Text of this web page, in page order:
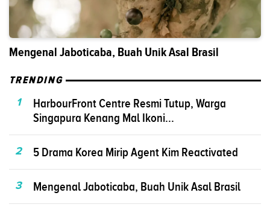
Mengenal Jaboticaba, Buah Unik Asal Brasil
TRENDING
1
HarbourFront Centre Resmi Tutup, Warga
Singapura Kenang Mal Ikoni...
2 5 Drama Korea Mirip Agent Kim Reactivated
3 Mengenal Jaboticaba, Buah Unik Asal Brasil